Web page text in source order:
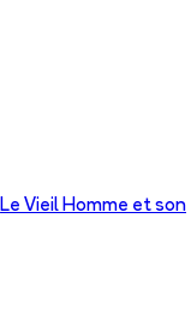
Le Vieil Homme et son